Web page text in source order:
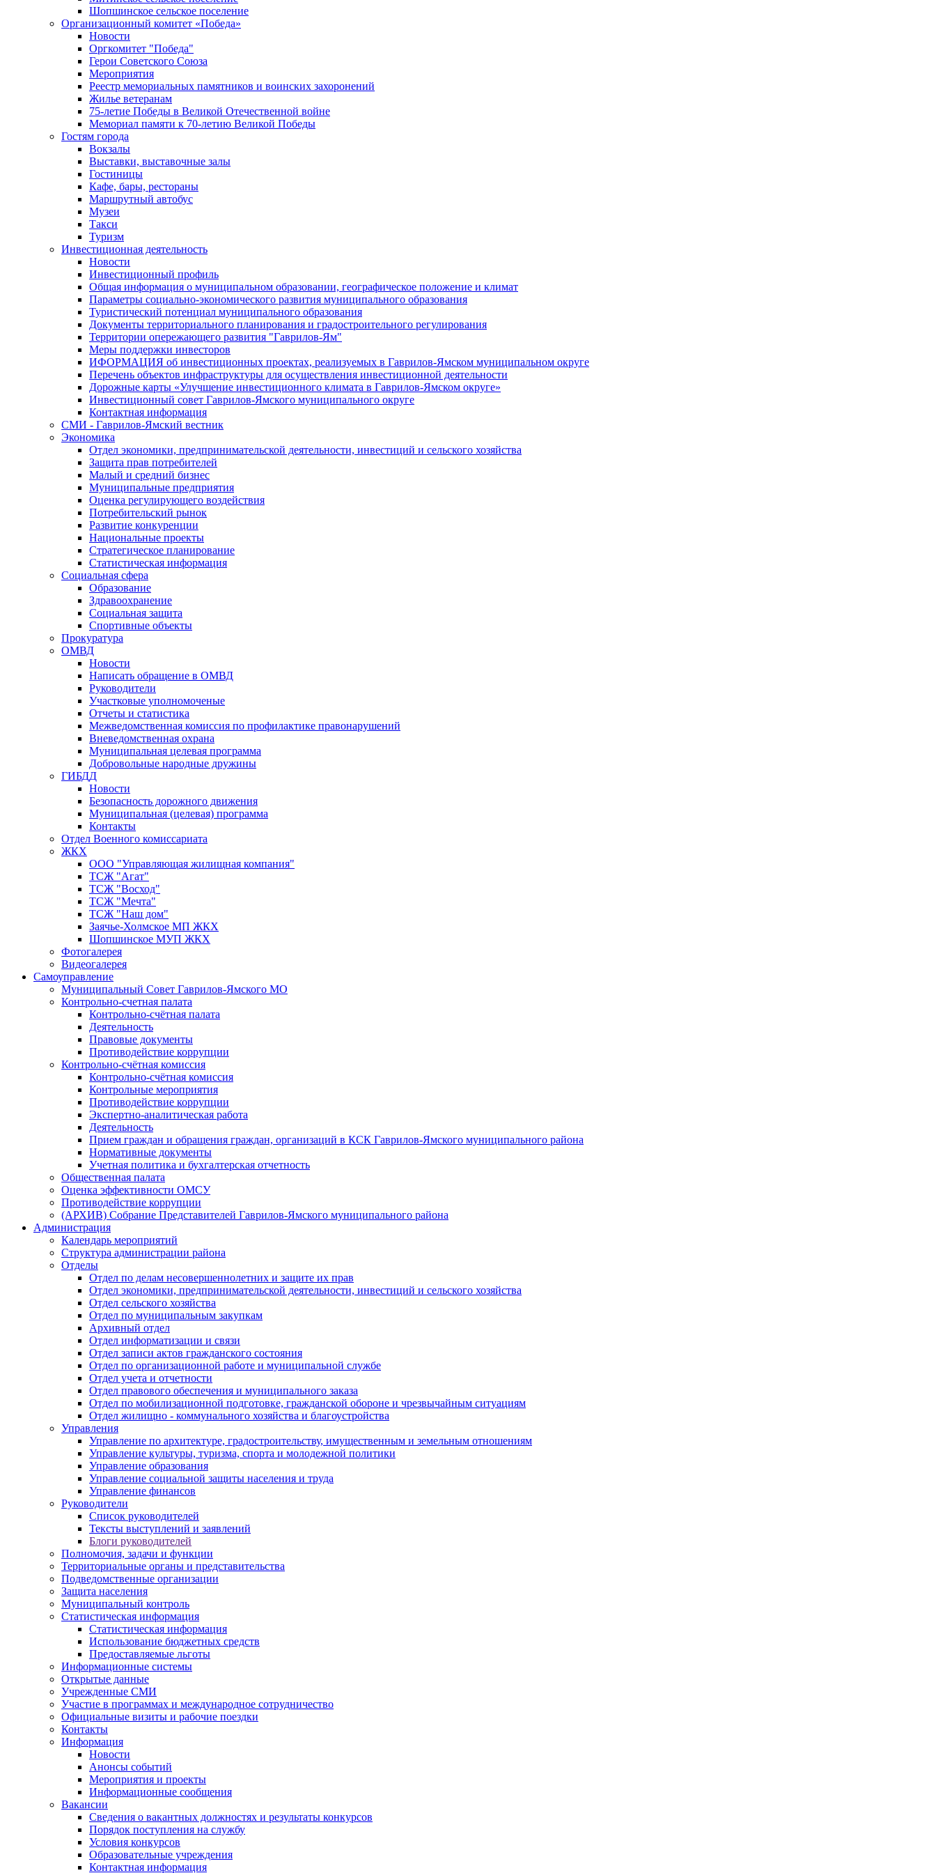
Шопшинское сельское поселение
Организационный комитет «Победа»
Новости
Оргкомитет "Победа"
Герои Советского Союза
Мероприятия
Реестр мемориальных памятников и воинских захоронений
Жилье ветеранам
75-летие Победы в Великой Отечественной войне
Мемориал памяти к 70-летию Великой Победы
Гостям города
Вокзалы
Выставки, выставочные залы
Гостиницы
Кафе, бары, рестораны
Маршрутный автобус
Музеи
Такси
Туризм
Инвестиционная деятельность
Новости
Инвестиционный профиль
Общая информация о муниципальном образовании, географическое положение и климат
Параметры социально-экономического развития муниципального образования
Туристический потенциал муниципального образования
Документы территориального планирования и градостроительного регулирования
Территории опережающего развития "Гаврилов-Ям"
Меры поддержки инвесторов
ИФОРМАЦИЯ об инвестиционных проектах, реализуемых в Гаврилов-Ямском муниципальном округе
Перечень объектов инфраструктуры для осуществления инвестиционной деятельности
Дорожные карты «Улучшение инвестиционного климата в Гаврилов-Ямском округе»
Инвестиционный совет Гаврилов-Ямского муниципального округе
Контактная информация
СМИ - Гаврилов-Ямский вестник
Экономика
Отдел экономики, предпринимательской деятельности, инвестиций и сельского хозяйства
Защита прав потребителей
Малый и средний бизнес
Муниципальные предприятия
Оценка регулирующего воздействия
Потребительский рынок
Развитие конкуренции
Национальные проекты
Стратегическое планирование
Статистическая информация
Социальная сфера
Образование
Здравоохранение
Социальная защита
Спортивные объекты
Прокуратура
ОМВД
Новости
Написать обращение в ОМВД
Руководители
Участковые уполномоченые
Отчеты и статистика
Межведомственная комиссия по профилактике правонарушений
Вневедомственная охрана
Муниципальная целевая программа
Добровольные народные дружины
ГИБДД
Новости
Безопасность дорожного движения
Муниципальная (целевая) программа
Контакты
Отдел Военного комиссариата
ЖКХ
ООО "Управляющая жилищная компания"
ТСЖ "Агат"
ТСЖ "Восход"
ТСЖ "Мечта"
ТСЖ "Наш дом"
Заячье-Холмское МП ЖКХ
Шопшинское МУП ЖКХ
Фотогалерея
Видеогалерея
Самоуправление
Муниципальный Совет Гаврилов-Ямского МО
Контрольно-счетная палата
Контрольно-счётная палата
Деятельность
Правовые документы
Противодействие коррупции
Контрольно-счётная комиссия
Контрольно-счётная комиссия
Контрольные мероприятия
Противодействие коррупции
Экспертно-аналитическая работа
Деятельность
Прием граждан и обращения граждан, организаций в КСК Гаврилов-Ямского муниципального района
Нормативные документы
Учетная политика и бухгалтерская отчетность
Общественная палата
Оценка эффективности ОМСУ
Противодействие коррупции
(АРХИВ) Собрание Представителей Гаврилов-Ямского муниципального района
Администрация
Календарь мероприятий
Структура администрации района
Отделы
Отдел по делам несовершеннолетних и защите их прав
Отдел экономики, предпринимательской деятельности, инвестиций и сельского хозяйства
Отдел сельского хозяйства
Отдел по муниципальным закупкам
Архивный отдел
Отдел информатизации и связи
Отдел записи актов гражданского состояния
Отдел по организационной работе и муниципальной службе
Отдел учета и отчетности
Отдел правового обеспечения и муниципального заказа
Отдел по мобилизационной подготовке, гражданской обороне и чрезвычайным ситуациям
Отдел жилищно - коммунального хозяйства и благоустройства
Управления
Управление по архитектуре, градостроительству, имущественным и земельным отношениям
Управление культуры, туризма, спорта и молодежной политики
Управление образования
Управление социальной защиты населения и труда
Управление финансов
Руководители
Список руководителей
Тексты выступлений и заявлений
Блоги руководителей
Полномочия, задачи и функции
Территориальные органы и представительства
Подведомственные организации
Защита населения
Муниципальный контроль
Статистическая информация
Статистическая информация
Использование бюджетных средств
Предоставляемые льготы
Информационные системы
Открытые данные
Учрежденные СМИ
Участие в программах и международное сотрудничество
Официальные визиты и рабочие поездки
Контакты
Информация
Новости
Анонсы событий
Мероприятия и проекты
Информационные сообщения
Вакансии
Сведения о вакантных должностях и результаты конкурсов
Порядок поступления на службу
Условия конкурсов
Образовательные учреждения
Контактная информация